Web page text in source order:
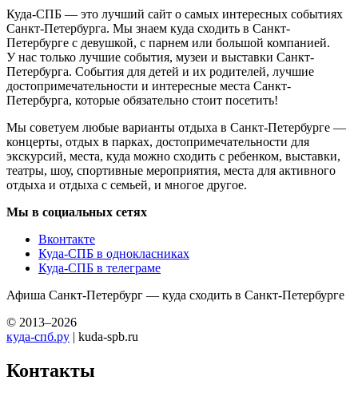
Куда-СПБ — это лучший сайт о самых интересных событиях
Санкт-Петербурга. Мы знаем куда сходить в Санкт-
Петербурге с девушкой, с парнем или большой компанией.
У нас только лучшие события, музеи и выставки Санкт-
Петербурга. События для детей и их родителей, лучшие
достопримечательности и интересные места Санкт-
Петербурга, которые обязательно стоит посетить!
Мы советуем любые варианты отдыха в Санкт-Петербурге —
концерты, отдых в парках, достопримечательности для
экскурсий, места, куда можно сходить с ребенком, выставки,
театры, шоу, спортивные мероприятия, места для активного
отдыха и отдыха с семьей, и многое другое.
Мы в социальных сетях
Вконтакте
Куда-СПБ в однокласниках
Куда-СПБ в телеграме
Афиша Санкт-Петербург — куда сходить в Санкт-Петербурге
© 2013–2026
куда-спб.ру | kuda-spb.ru
Контакты